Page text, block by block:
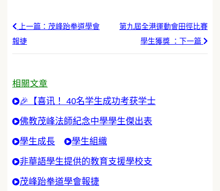
上一篇：茂峰跆拳道學會
報捷
第九屆全港運動會田徑比賽
學生獲獎 ：下一篇
相關文章
🎉【喜讯！ 40名学生成功考获学士
佛教茂峰法師紀念中學學生傑出表
學生成長 學生組織
非華語學生提供的教育支援學校支
茂峰跆拳道學會報捷